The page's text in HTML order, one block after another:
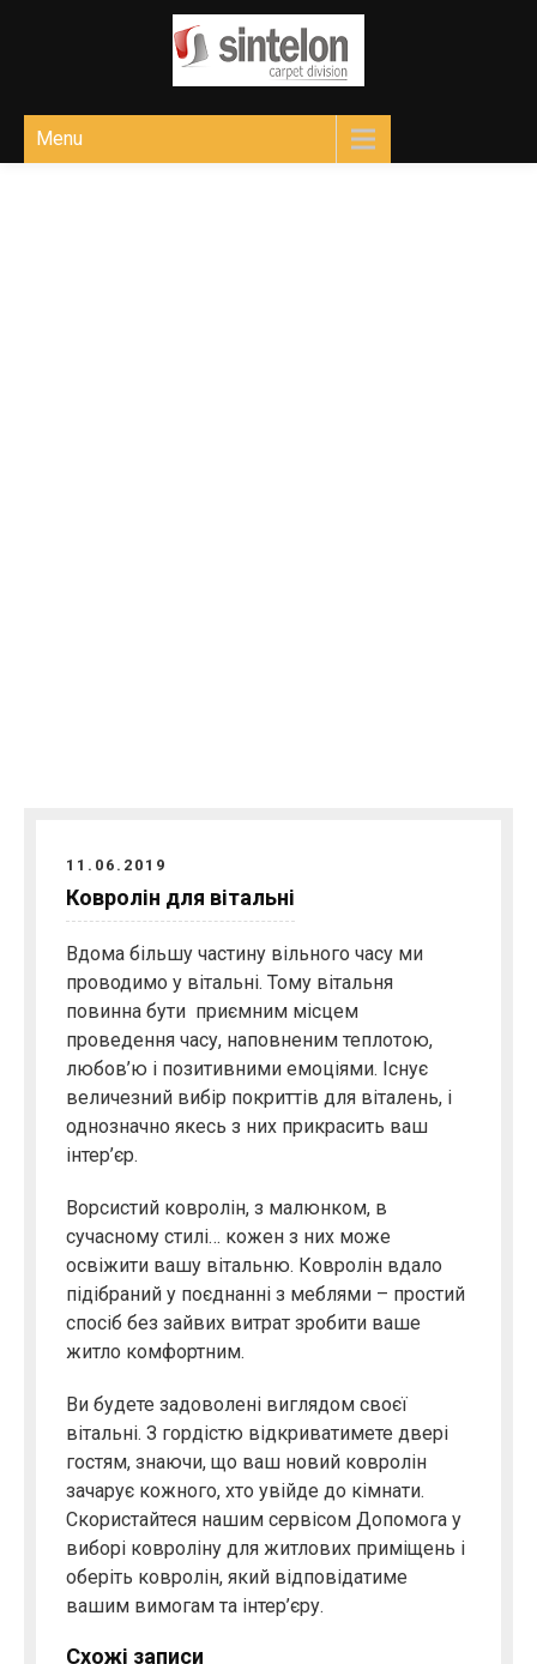
Sintelon
Menu
11.06.2019
Ковролін для вітальні
Вдома більшу частину вільного часу ми
проводимо у вітальні. Тому вітальня
повинна бути приємним місцем
проведення часу, наповненим теплотою,
любов’ю і позитивними емоціями. Існує
величезний вибір покриттів для віталень, і
однозначно якесь з них прикрасить ваш
інтер’єр.
Ворсистий ковролін, з малюнком, в
сучасному стилі… кожен з них може
освіжити вашу вітальню. Ковролін вдало
підібраний у поєднанні з меблями – простий
спосіб без зайвих витрат зробити ваше
житло комфортним.
Ви будете задоволені виглядом своєї
вітальні. З гордістю відкриватимете двері
гостям, знаючи, що ваш новий ковролін
зачарує кожного, хто увійде до кімнати.
Скористайтеся нашим сервісом Допомога у
виборі ковроліну для житлових приміщень і
оберіть ковролін, який відповідатиме
вашим вимогам та інтер’єру.
Схожі записи